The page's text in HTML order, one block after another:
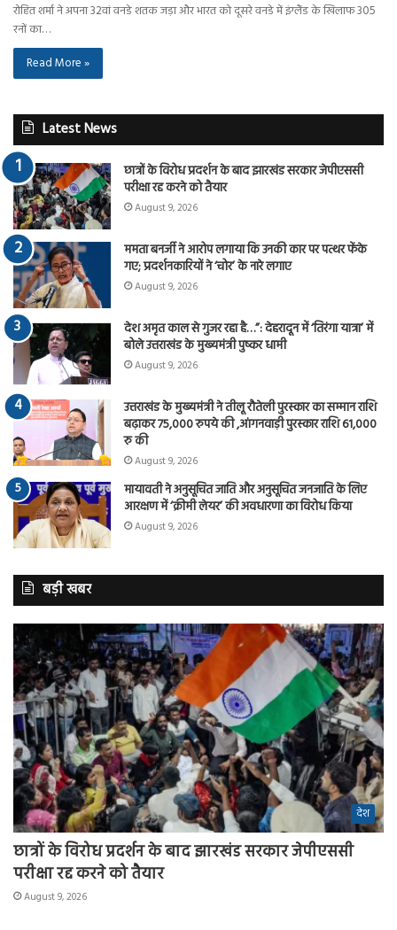
रोहित शर्मा ने अपना 32वां वनडे शतक जड़ा और भारत को दूसरे वनडे में इंग्लैंड के खिलाफ 305
रनों का…
Read More »
Latest News
छात्रों के विरोध प्रदर्शन के बाद झारखंड सरकार जेपीएससी
परीक्षा रद्द करने को तैयार
August 9, 2026
ममता बनर्जी ने आरोप लगाया कि उनकी कार पर पत्थर फेंके
गए; प्रदर्शनकारियों ने ‘चोर’ के नारे लगाए
August 9, 2026
देश अमृत काल से गुजर रहा है…”: देहरादून में ‘तिरंगा यात्रा’ में
बोले उत्तराखंड के मुख्यमंत्री पुष्कर धामी
August 9, 2026
उत्तराखंड के मुख्यमंत्री ने तीलू रौतेली पुरस्कार का सम्मान राशि
बढ़ाकर 75,000 रुपये की ,आंगनवाड़ी पुरस्कार राशि 61,000
रु की
August 9, 2026
मायावती ने अनुसूचित जाति और अनुसूचित जनजाति के लिए
आरक्षण में ‘क्रीमी लेयर’ की अवधारणा का विरोध किया
August 9, 2026
बड़ी खबर
देश
छात्रों के विरोध प्रदर्शन के बाद झारखंड सरकार जेपीएससी
परीक्षा रद्द करने को तैयार
August 9, 2026